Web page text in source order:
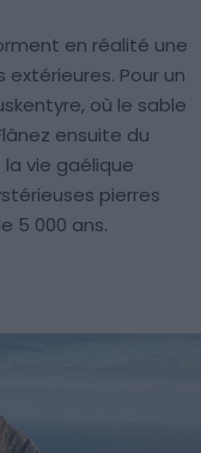
en réalité une
extérieures. Pour un
où le sable
ensuite du
vie gaélique
pierres
5 000 ans.